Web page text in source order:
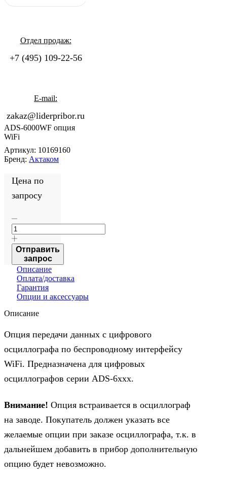
Отдел продаж:
+7 (495) 109-22-56
E-mail:
zakaz@liderpribor.ru
ADS-6000WF опция
WiFi
Артикул: 10169160
Бренд: Актаком
Цена по
запросу
Количество
ADS-
6000WF
опция
WiFi
Отправить
запрос
Описание
Оплата/доставка
Гарантия
Опции и аксессуары
Описание
Опция передачи данных с цифрового
осциллографа по беспроводному интерфейсу
WiFi. Предназначена для цифровых
осциллографов серии ADS-6xxx.
Внимание! Опция встраивается в осциллограф
на заводе. Покупатель должен указать все
желаемые опции при заказе осциллографа, т.к. в
дальнейшем добавить в прибор дополнительную
опцию будет невозможно.